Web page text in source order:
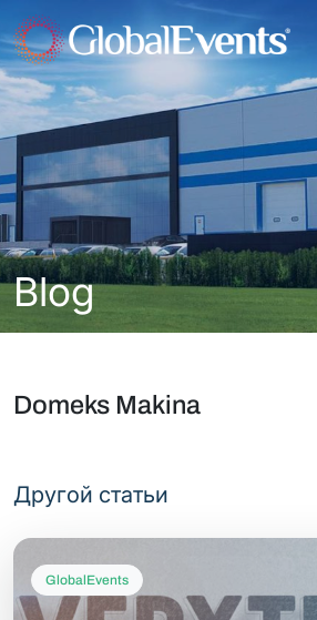
Blog
Domeks Makina
Другой статьи
GlobalEvents